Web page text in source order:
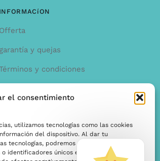
el consentimiento
utilizamos tecnologías como las cookies
del dispositivo. Al dar tu
tecnologías, podremos procesar datos como
identificadores únicos en este sitio. Si no das
INFORMACíON
Offerta
garantía y quejas
y condiciones